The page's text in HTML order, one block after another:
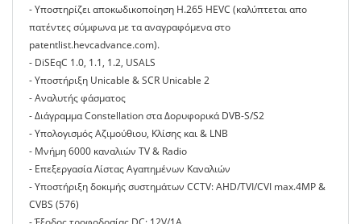
- Υποστηρίζει αποκωδικοποίηση H.265 HEVC (καλύπτεται απο
πατέντες σύμφωνα με τα αναγραφόμενα στο
patentlist.hevcadvance.com).
- DiSEqC 1.0, 1.1, 1.2, USALS
- Yποστήριξη Unicable & SCR Unicable 2
- Αναλυτής φάσματος
- Διάγραμμα Constellation στα Δορυφορικά DVB-S/S2
- Υπολογισμός Αζιμούθιου, Κλίσης και & LNB
- Μνήμη 6000 καναλιών TV & Radio
- Επεξεργασία Λίστας Αγαπημένων Καναλιών
- Υποστήριξη δοκιμής συστημάτων CCTV: AHD/TVI/CVI max.4MP &
CVBS (576)